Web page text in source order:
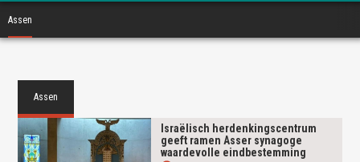
Assen
Assen
Israëlisch herdenkingscentrum
geeft ramen Asser synagoge
waardevolle eindbestemming